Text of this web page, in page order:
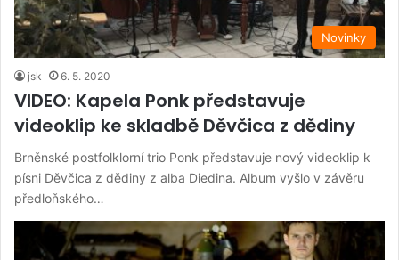
Novinky
jsk 6. 5. 2020
VIDEO: Kapela Ponk představuje
videoklip ke skladbě Děvčica z dědiny
Brněnské postfolklorní trio Ponk představuje nový videoklip k
písni Děvčica z dědiny z alba Diedina. Album vyšlo v závěru
předloňského…